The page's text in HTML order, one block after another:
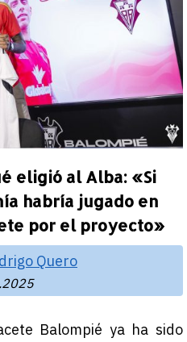
eligió al Alba: «Si
habría jugado en
por el proyecto»
Quero
Balompié ya ha sido